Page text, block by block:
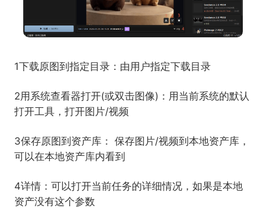
1下载原图到指定目录：由用户指定下载目录
2用系统查看器打开(或双击图像)：用当前系统的默认
打开工具，打开图片/视频
3保存原图到资产库： 保存图片/视频到本地资产库，
可以在本地资产库内看到
4详情：可以打开当前任务的详细情况，如果是本地
资产没有这个参数